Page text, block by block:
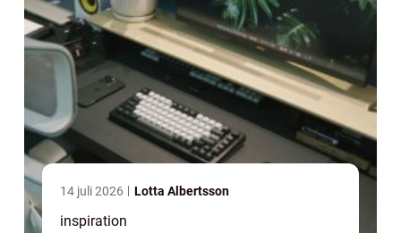
14 juli 2026 Lotta Albertsson
inspiration